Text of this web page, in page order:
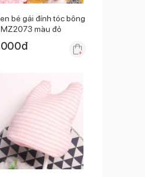
bé gái đính tóc bông
màu đỏ
đ